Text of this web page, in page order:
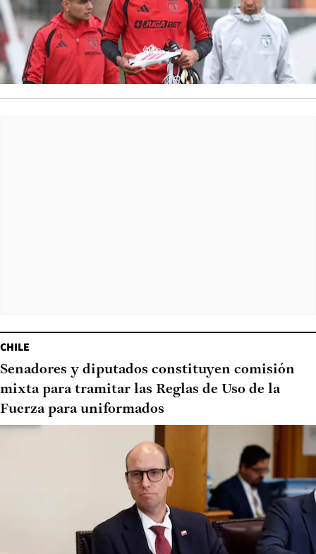
CHILE
Senadores y diputados constituyen comisión
mixta para tramitar las Reglas de Uso de la
Fuerza para uniformados